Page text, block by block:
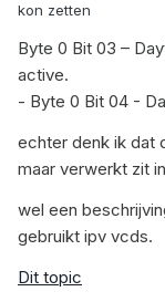
kon zetten
Byte 0 Bit 03 –
active.
- Byte 0 Bit 04 -
echter denk ik dat
maar verwerkt zit
wel een
gebruikt ipv vcds.
Dit topic